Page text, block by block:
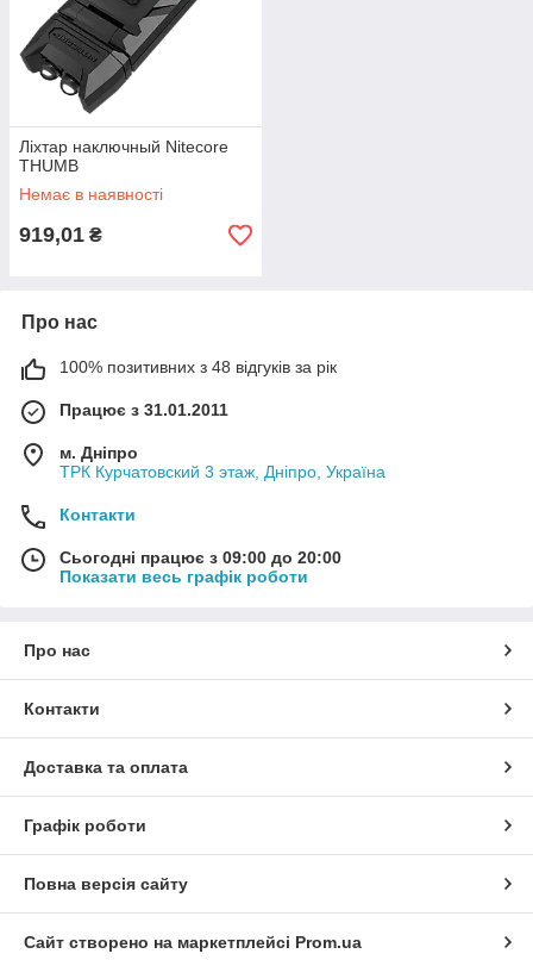
Ліхтар наключный Nitecore
THUMB
Немає в наявності
919,01 ₴
Про нас
100% позитивних з 48 відгуків за рік
Працює з 31.01.2011
м. Дніпро
ТРК Курчатовский 3 этаж, Дніпро, Україна
Контакти
Сьогодні працює з 09:00 до 20:00
Показати весь графік роботи
Про нас
Контакти
Доставка та оплата
Графік роботи
Повна версія сайту
Сайт створено на маркетплейсі Prom.ua